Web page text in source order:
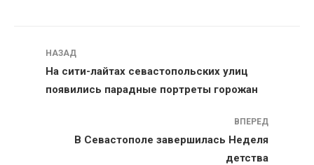
Навигация
НАЗАД
На сити-лайтах севастопольских улиц
появились парадные портреты горожан
ВПЕРЕД
В Севастополе завершилась Неделя
детства